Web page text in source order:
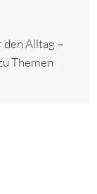
den Alltag –
Themen